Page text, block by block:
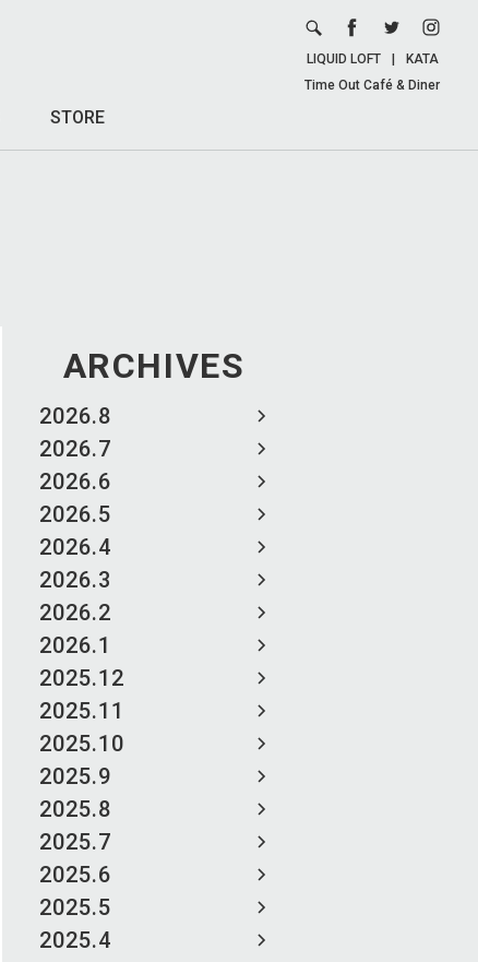
STORE
LIQUID LOFT
KATA
Time Out Café & Diner
ARCHIVES
2026.8
2026.7
2026.6
2026.5
2026.4
2026.3
2026.2
2026.1
2025.12
2025.11
2025.10
2025.9
2025.8
2025.7
2025.6
2025.5
2025.4